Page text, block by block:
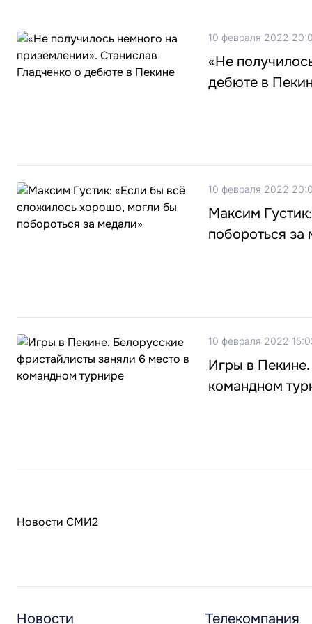
10 февраля 2022
«Не
дебюте в
10 февраля 2022
Максим
побороться за
10 февраля 2022
Игры в
командном
Новости СМИ2
Новости Телекомпания